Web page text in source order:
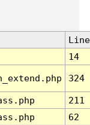
Line
14
324
211
62